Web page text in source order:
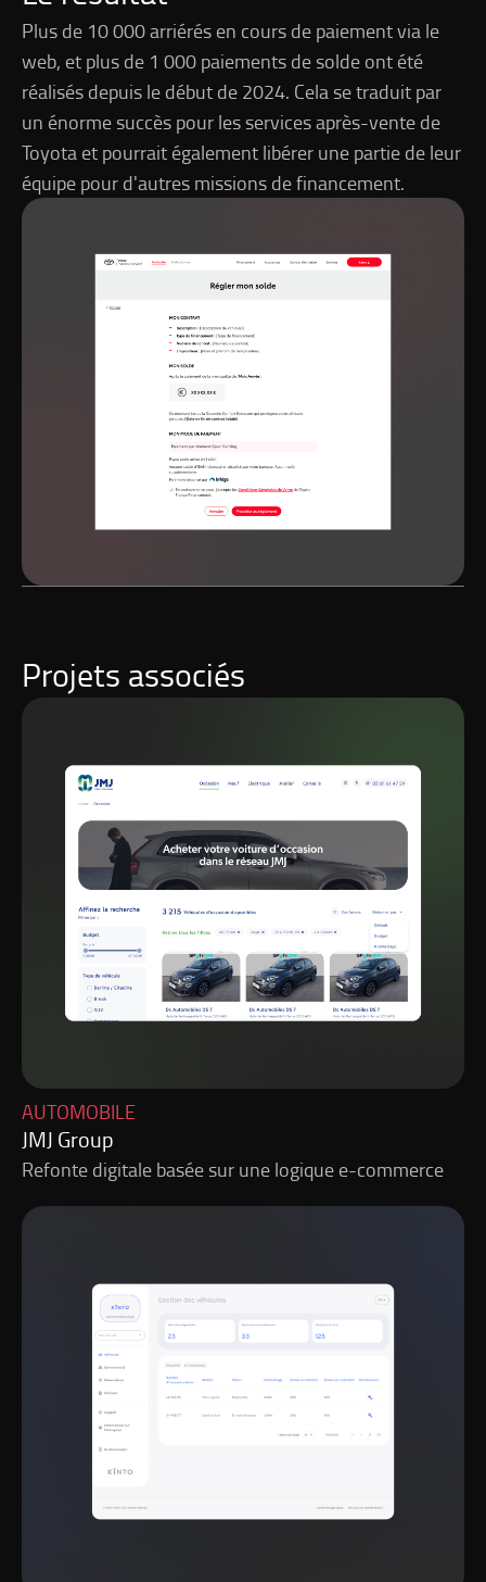
Plus de 10 000 arriérés en cours de paiement via le
web, et plus de 1 000 paiements de solde ont été
réalisés depuis le début de 2024. Cela se traduit par
un énorme succès pour les services après-vente de
Toyota et pourrait également libérer une partie de leur
équipe pour d'autres missions de financement.
Projets associés
JMJ Group
AUTOMOBILE
Refonte digitale basée sur une logique e-commerce